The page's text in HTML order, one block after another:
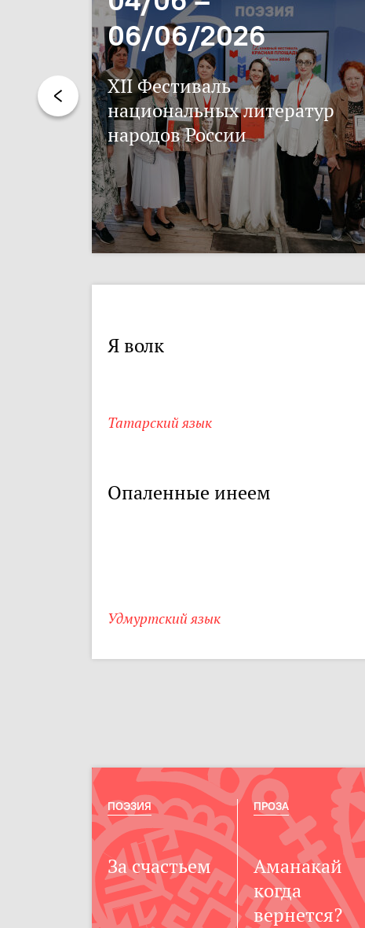
06/06/2026
XII Фестиваль
национальных литератур
народов России
Я волк
Татарский язык
Опаленные инеем
Удмуртский язык
За счастьем
ПОЭЗИЯ
Аманакай
когда
вернется?
ПРОЗА